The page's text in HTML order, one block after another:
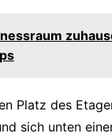
Platz des
sich unten